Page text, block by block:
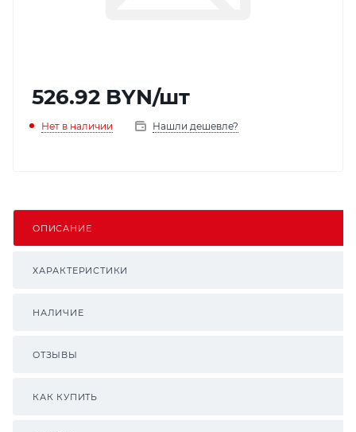
526.92 BYN/шт
Нет в наличии Нашли дешевле?
ОПИСАНИЕ
ХАРАКТЕРИСТИКИ
НАЛИЧИЕ
ОТЗЫВЫ
КАК КУПИТЬ